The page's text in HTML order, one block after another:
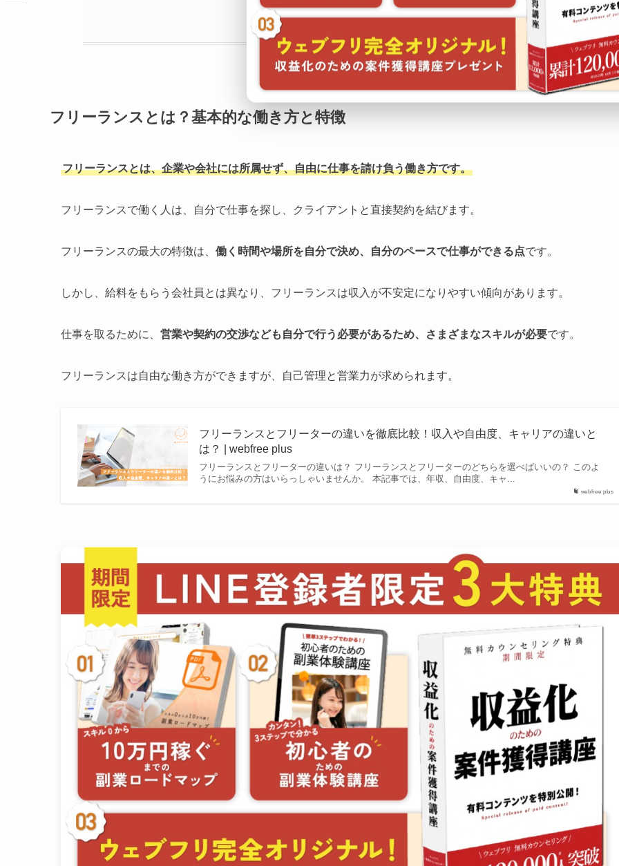
もっと見る
フリーランスとは？基本的な働き方と特徴
フリーランスとは、企業や会社には所属せず、自由に仕事を請け負う働き方です。
フリーランスで働く人は、自分で仕事を探し、クライアントと直接契約を結びます。
フリーランスの最大の特徴は、 働く時間や場所を自分で決め、自分のペースで仕事ができる点です。
しかし、給料をもらう会社員とは異なり、フリーランスは収入が不安定になりやすい傾向があります。
仕事を取るために、 営業や契約の交渉なども自分で行う必要があるため、さまざまなスキルが必要です。
フリーランスは自由な働き方ができますが、自己管理と営業力が求められます。
webfree plus
フリーランスとフリーターの違いを徹底比較！収入や自由度、キャリアの違いと
は？ | webfree plus
フリーランスとフリーターの違いは？ フリーランスとフリーターのどちらを選べばいいの？ このよ
うにお悩みの方はいらっしゃいませんか。 本記事では、年収、自由度、キャ...